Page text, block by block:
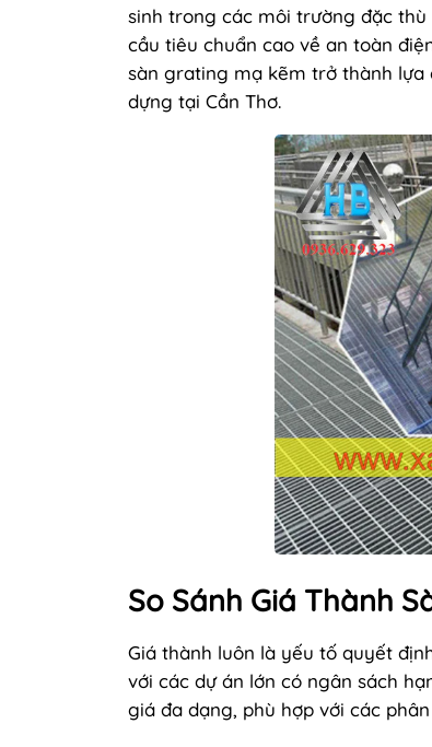
sinh trong các môi trường đặc
cầu tiêu chuẩn cao về an toàn
sàn grating mạ kẽm trở thành lựa
dựng tại Cần Thơ.
So Sánh Giá Thành
Giá thành luôn là yếu tố quyết
với các dự án lớn có ngân sách
giá đa dạng, phù hợp với các